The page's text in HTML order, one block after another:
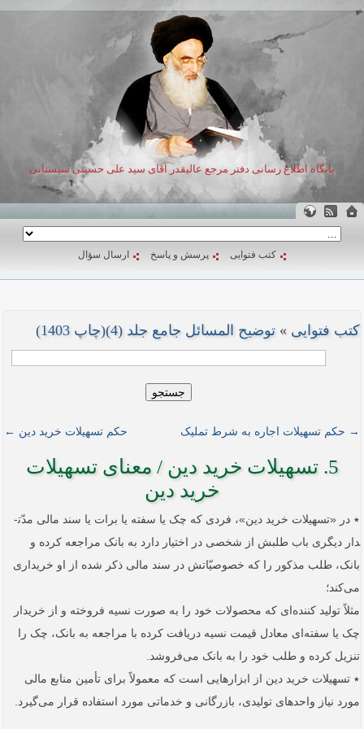
پایگاه اطلاع رسانی دفتر مرجع عالیقدر آقای سید علی حسینی سیستانی
کتب فتوایی پرسش و پاسخ ارسال سؤال
کتب فتوایی » توضیح المسائل جامع جلد (4)(چاپ 1403)
جستجو
حکم تسهیلات خرید دین ← → حکم تسهیلات اجاره به شرط تملیک
5. تسهیلات خرید دین / معنای تسهیلات
خرید دین
٭ در «تسهیلات خرید دین»، فردی که چک یا سفته یا برات یا سند مالی مدّت­
دار دیگری باب طلبش از شخصی در اختیار دارد به بانک مراجعه کرده و
بانک، طلب مذکور را که خصوصیّاتش در سند مالی ذکر شده از او خریداری
می‌کند؛
مثلاً‌ تولید کننده‌ای که محصولات خود را به صورت نسیه فروخته و از خریدار
چک یا سفته‌ای معادل قیمت نسیه دریافت کرده با مراجعه به بانک، چک را
تنزیل کرده و طلب خود را به بانک می‌فروشد.
٭ تسهیلات خرید دین از ابزارهایی است که معمولاً‌ برای تأمین منابع مالی
مورد نیاز واحدهای تولیدی، بازرگانی و خدماتی مورد استفاده قرار می‌گیرد.